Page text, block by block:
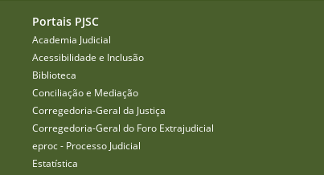
Portais PJSC
Academia Judicial
Acessibilidade e Inclusão
Biblioteca
Conciliação e Mediação
Corregedoria-Geral da Justiça
Corregedoria-Geral do Foro Extrajudicial
eproc - Processo Judicial
Estatística